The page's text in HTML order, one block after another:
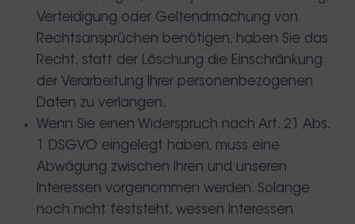
Verteidigung oder Geltendmachung von
Rechtsansprüchen benötigen, haben Sie das
Recht, statt der Löschung die Einschränkung
der Verarbeitung Ihrer personenbezogenen
Daten zu verlangen.
Wenn Sie einen Widerspruch nach Art. 21 Abs.
1 DSGVO eingelegt haben, muss eine
Abwägung zwischen Ihren und unseren
Interessen vorgenommen werden. Solange
noch nicht feststeht, wessen Interessen